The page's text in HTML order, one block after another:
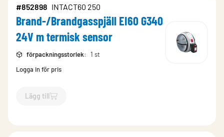
#852898 INTACT60 250
Brand-/Brandgasspjäll EI60 G340
24V m termisk sensor
förpackningsstorlek:
1 st
Logga in för pris
Lägg till
`$Lägg till